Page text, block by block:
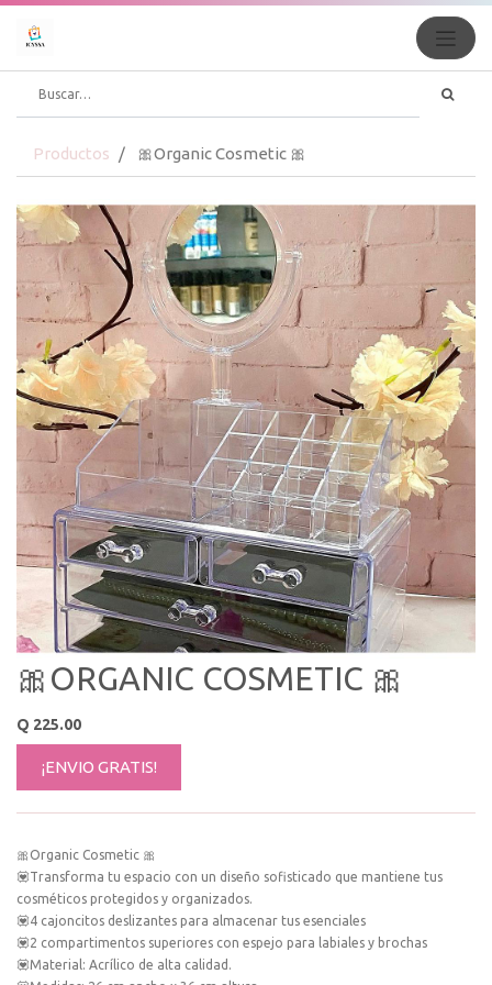
Productos 🎀Organic Cosmetic 🎀
🎀ORGANIC COSMETIC 🎀
Q 225.00
¡ENVIO GRATIS!
🎀Organic Cosmetic 🎀
💟Transforma tu espacio con un diseño sofisticado que mantiene tus
cosméticos protegidos y organizados.
💟4 cajoncitos deslizantes para almacenar tus esenciales
💟2 compartimentos superiores con espejo para labiales y brochas
💟Material: Acrílico de alta calidad.